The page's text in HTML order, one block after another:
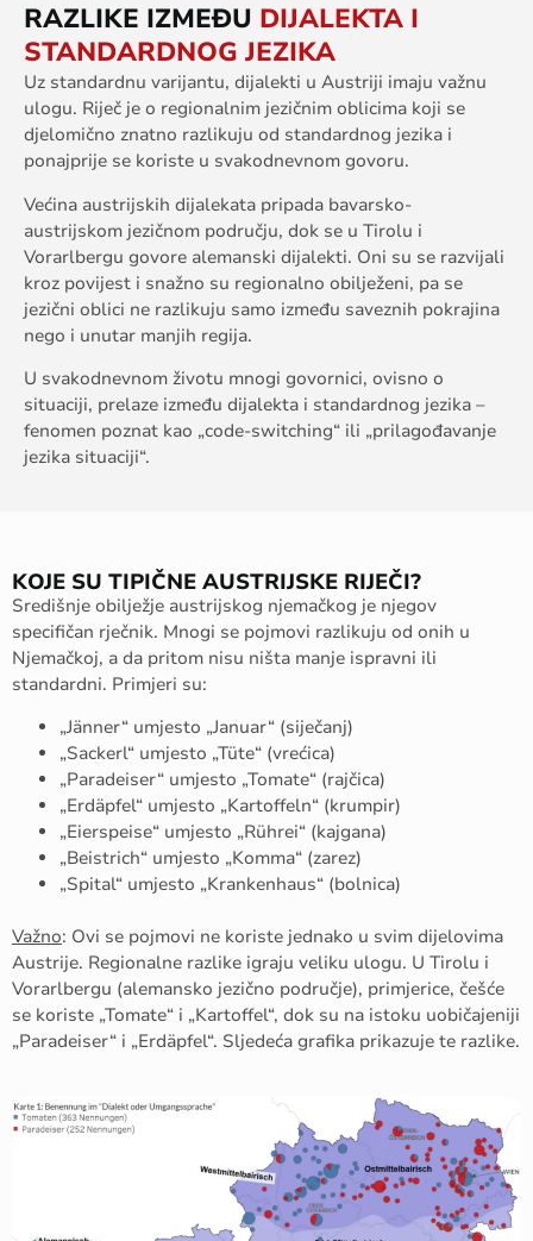
RAZLIKE IZMEĐU DIJALEKTA I
STANDARDNOG JEZIKA
Uz standardnu varijantu, dijalekti u Austriji imaju važnu
ulogu. Riječ je o regionalnim jezičnim oblicima koji se
djelomično znatno razlikuju od standardnog jezika i
ponajprije se koriste u svakodnevnom govoru.
Većina austrijskih dijalekata pripada bavarsko-
austrijskom jezičnom području, dok se u Tirolu i
Vorarlbergu govore alemanski dijalekti. Oni su se razvijali
kroz povijest i snažno su regionalno obilježeni, pa se
jezični oblici ne razlikuju samo između saveznih pokrajina
nego i unutar manjih regija.
U svakodnevnom životu mnogi govornici, ovisno o
situaciji, prelaze između dijalekta i standardnog jezika –
fenomen poznat kao „code-switching“ ili „prilagođavanje
jezika situaciji“.
KOJE SU TIPIČNE AUSTRIJSKE RIJEČI?
Središnje obilježje austrijskog njemačkog je njegov
specifičan rječnik. Mnogi se pojmovi razlikuju od onih u
Njemačkoj, a da pritom nisu ništa manje ispravni ili
standardni. Primjeri su:
„Jänner“ umjesto „Januar“ (siječanj)
„Sackerl“ umjesto „Tüte“ (vrećica)
„Paradeiser“ umjesto „Tomate“ (rajčica)
„Erdäpfel“ umjesto „Kartoffeln“ (krumpir)
„Eierspeise“ umjesto „Rührei“ (kajgana)
„Beistrich“ umjesto „Komma“ (zarez)
„Spital“ umjesto „Krankenhaus“ (bolnica)
Važno: Ovi se pojmovi ne koriste jednako u svim dijelovima
Austrije. Regionalne razlike igraju veliku ulogu. U Tirolu i
Vorarlbergu (alemansko jezično područje), primjerice, češće
se koriste „Tomate“ i „Kartoffel“, dok su na istoku uobičajeniji
„Paradeiser“ i „Erdäpfel“. Sljedeća grafika prikazuje te razlike.